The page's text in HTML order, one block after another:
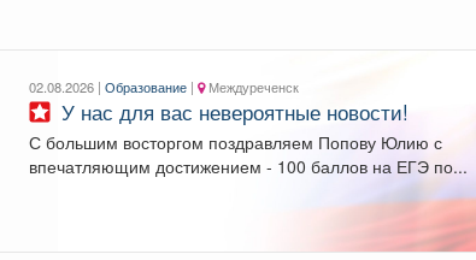
02.08.2026 |Образование | Междуреченск
У нас для вас невероятные новости!
С большим восторгом поздравляем Попову Юлию с
впечатляющим достижением - 100 баллов на ЕГЭ по...